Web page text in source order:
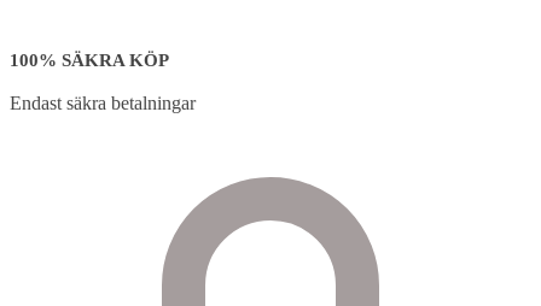
100% SÄKRA KÖP
Endast säkra betalningar